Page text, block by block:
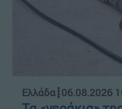
Ελλάδα┋06.08.2026